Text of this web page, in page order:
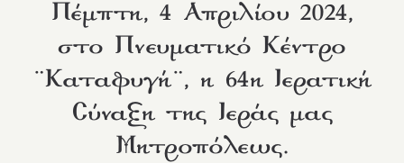
Πέμπτη, 4 Απριλίου 2024,
στο Πνευματικό Κέντρο
¨Καταφυγή¨, η 64η Ιερατική
Σύναξη της Ιεράς μας
Μητροπόλεως.